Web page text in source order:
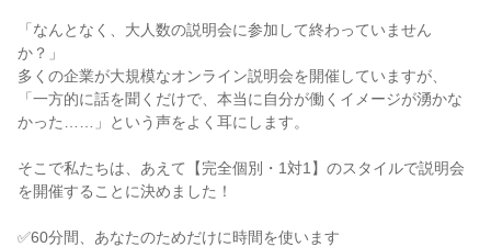
「なんとなく、大人数の説明会に参加して終わっていません
か？」
多くの企業が大規模なオンライン説明会を開催していますが、
「一方的に話を聞くだけで、本当に自分が働くイメージが湧かな
かった……」という声をよく耳にします。
そこで私たちは、あえて【完全個別・1対1】のスタイルで説明会
を開催することに決めました！
✅60分間、あなたのためだけに時間を使います